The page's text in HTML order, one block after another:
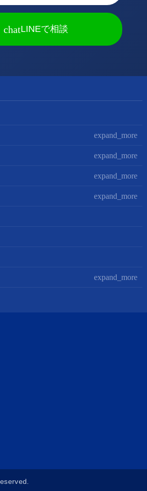
chatLINEで相談
expand_more
expand_more
expand_more
expand_more
expand_more